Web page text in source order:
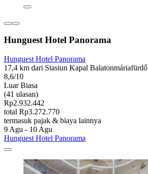
Hunguest Hotel Panorama
Hunguest Hotel Panorama
17,4 km dari Stasiun Kapal Balatonmáriafürdő
8,6/10
Luar Biasa
(41 ulasan)
Rp2.932.442
total Rp3.272.770
termasuk pajak & biaya lainnya
9 Agu - 10 Agu
Hunguest Hotel Panorama